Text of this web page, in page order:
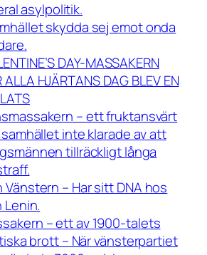
asylpolitik.
skydda sej emot onda
DAY-MASSAKERN
ALLA HJÄRTANS DAG BLEV EN
– ett fruktansvärt
inte klarade av att
tillräckligt långa
Vänstern – Har sitt DNA hos
Lenin.
– ett av 1900-talets
brott – När vänsterpartiet